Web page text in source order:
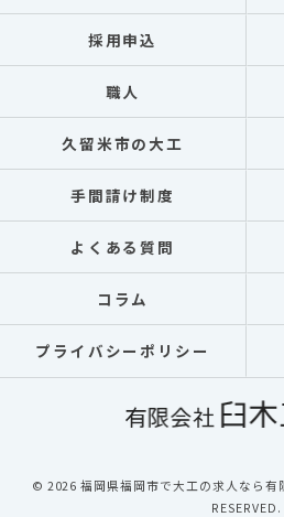
採用申込
職人
久留米市の大工
手間請け制度
よくある質問
コラム
プライバシーポリシー
© 2026 福岡県福岡市で大工の求人なら有
RESERVED.